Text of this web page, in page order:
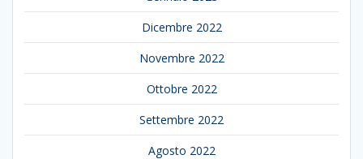
Dicembre 2022
Novembre 2022
Ottobre 2022
Settembre 2022
Agosto 2022